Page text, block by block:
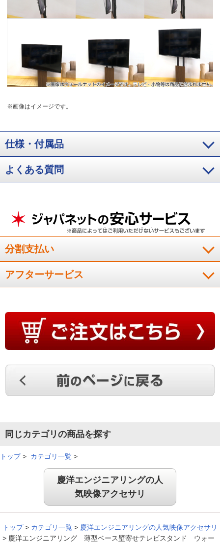
※画像はイメージです。
仕様・付属品
よくある質問
分割支払い
アフターサービス
同じカテゴリの商品を探す
トップ> カテゴリ一覧 >
慶洋エンジニアリングの人
気映像アクセサリ
トップ > カテゴリ一覧 > 慶洋エンジニアリングの人気映像アクセサリ
> 慶洋エンジニアリング 薄型ベース壁寄せテレビスタンド ウォー